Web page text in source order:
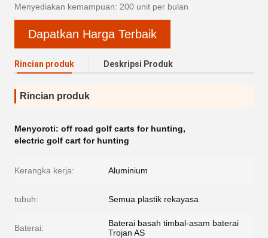
Menyediakan kemampuan: 200 unit per bulan
Dapatkan Harga Terbaik
Rincian produk Deskripsi Produk
Rincian produk
Menyoroti: off road golf carts for hunting,
electric golf cart for hunting
Kerangka kerja: Aluminium
tubuh: Semua plastik rekayasa
Baterai:
Baterai basah timbal-asam baterai
Trojan AS